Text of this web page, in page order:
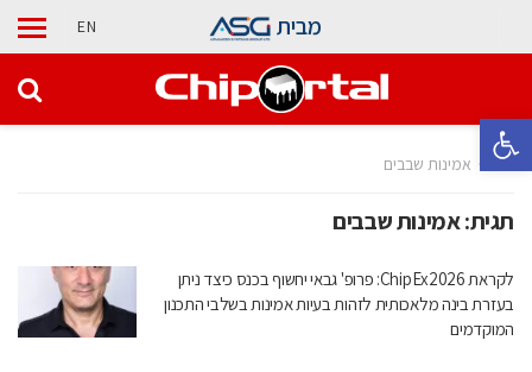
פתח סרגל נגישות
מבית EN
בית אמינות שבבים
תגית:אמינות שבבים
לקראת ChipEx2026: פרופ' גבאי יחשוף בכנס כיצד ניתן
בעזרת בינה מלאכותית לזהות בעיות אמינות בשלבי התכנון
המוקדמים